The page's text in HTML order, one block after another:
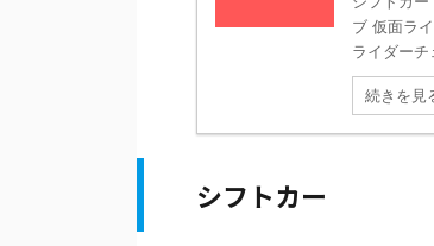
ブ 仮面ラ
ライダー
続きを見
シフトカー